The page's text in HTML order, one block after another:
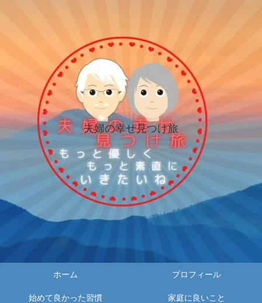
夫婦の幸せ見つけ旅
ホーム プロフィール
始めて良かった習慣 家庭に良いこと